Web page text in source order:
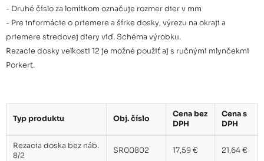
Rezacia doska bez náb. 8/10
- Druhé číslo za lomítkom označuje rozmer dier v mm
- Pre informácie o priemere a šírke dosky, výrezu na okraji a
priemere stredovej diery viď. Schéma výrobku.
Rezacie dosky veľkosti 12 je možné použiť aj s ručnými mlynčekmi
Porkert.
Typ produktu Obj. číslo
Cena bez
DPH
Cena s
DPH
Rezacia doska bez náb.
8/2
SR00802 17,59 € 21,64 €